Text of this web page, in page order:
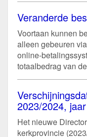
Veranderde
Voortaan kunnen
alleen gebeuren
online-
totaalbedrag van
2023/2024,
Het nieuwe
kerkprovincie